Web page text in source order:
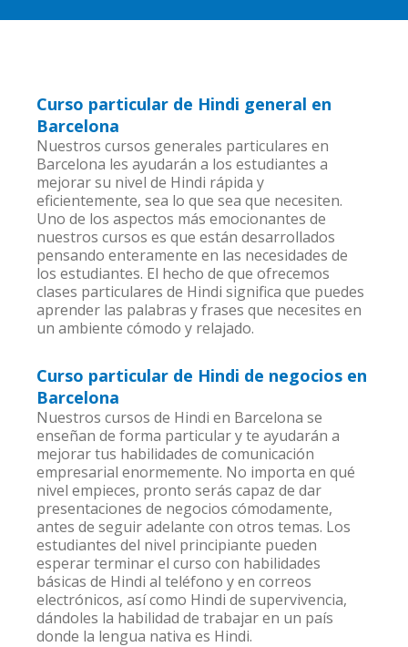
Curso particular de Hindi general en
Barcelona
Nuestros cursos generales particulares en
Barcelona les ayudarán a los estudiantes a
mejorar su nivel de Hindi rápida y
eficientemente, sea lo que sea que necesiten.
Uno de los aspectos más emocionantes de
nuestros cursos es que están desarrollados
pensando enteramente en las necesidades de
los estudiantes. El hecho de que ofrecemos
clases particulares de Hindi significa que puedes
aprender las palabras y frases que necesites en
un ambiente cómodo y relajado.
Curso particular de Hindi de negocios en
Barcelona
Nuestros cursos de Hindi en Barcelona se
enseñan de forma particular y te ayudarán a
mejorar tus habilidades de comunicación
empresarial enormemente. No importa en qué
nivel empieces, pronto serás capaz de dar
presentaciones de negocios cómodamente,
antes de seguir adelante con otros temas. Los
estudiantes del nivel principiante pueden
esperar terminar el curso con habilidades
básicas de Hindi al teléfono y en correos
electrónicos, así como Hindi de supervivencia,
dándoles la habilidad de trabajar en un país
donde la lengua nativa es Hindi.